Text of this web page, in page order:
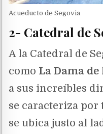
Acueducto de Segovia
2- Catedral de
A la Catedral de
como La Dama
a sus increíbles
se caracteriza
se ubica justo al